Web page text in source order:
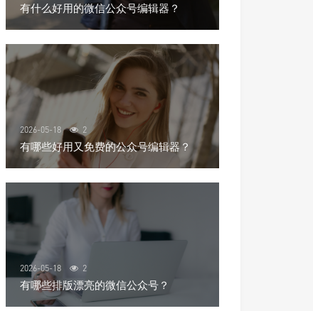
有什么好用的微信公众号编辑器？
2026-05-18 2
有哪些好用又免费的公众号编辑器？
2026-05-18 2
有哪些排版漂亮的微信公众号？